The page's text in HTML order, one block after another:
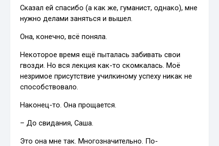
Сказал ей спасибо (а как же, гуманист, однако), мне
нужно делами заняться и вышел.
Она, конечно, всё поняла.
Некоторое время ещё пыталась забивать свои
гвозди. Но вся лекция как-то скомкалась. Моё
незримое присутствие училкиному успеху никак не
способствовало.
Наконец-то. Она прощается.
– До свидания, Саша.
Это она мне так. Многозначительно. По-